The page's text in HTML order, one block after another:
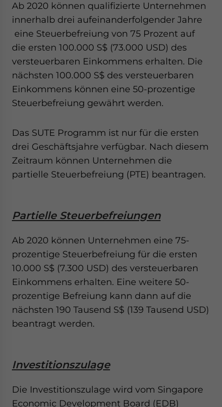
Ab 2020 können qualifizierte Unternehmen
innerhalb drei aufeinanderfolgender Jahre
eine Steuerbefreiung von 75 Prozent auf
die ersten 100.000 S$ (73.000 USD) des
versteuerbaren Einkommens erhalten. Die
nächsten 100.000 S$ des versteuerbaren
Einkommens können eine 50-prozentige
Steuerbefreiung gewährt werden.
Das SUTE Programm ist nur für die ersten
drei Geschäftsjahre verfügbar. Nach diesem
Zeitraum können Unternehmen die
partielle Steuerbefreiung (PTE) beantragen.
Partielle Steuerbefreiungen
Ab 2020 können Unternehmen eine 75-
prozentige Steuerbefreiung für die ersten
10.000 S$ (7.300 USD) des versteuerbaren
Einkommens erhalten. Eine weitere 50-
prozentige Befreiung kann dann auf die
nächsten 190 Tausend S$ (139 Tausend USD)
beantragt werden.
Investitionszulage
Die Investitionszulage wird vom Singapore
Economic Development Board (EDB)